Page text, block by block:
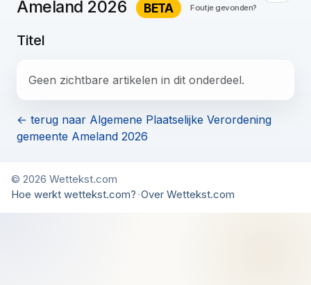
Ameland 2026
BETA Foutje gevonden?
Titel
Geen zichtbare artikelen in dit onderdeel.
← terug naar Algemene Plaatselijke Verordening
gemeente Ameland 2026
© 2026 Wettekst.com
Hoe werkt wettekst.com? ·Over Wettekst.com